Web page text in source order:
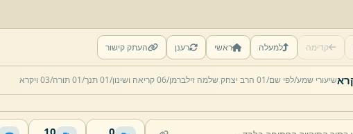
קדימה למעלה ראשי רענן העתק קישור
שיעורי שמע/לפי שם/01 הרב יצחק שלמה זילברמן/ 06 קריאה ושינון/ 01 תנך/ 01 תורה/ 03 ויקרא
0
10